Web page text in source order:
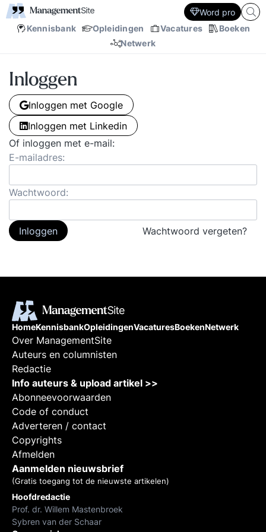
Kennisbank Opleidingen Vacatures
Boeken
Netwerk
Word pro
Inloggen
Inloggen met Google
Inloggen met Linkedin
Of inloggen met e-mail:
E-mailadres:
Wachtwoord:
Inloggen Wachtwoord vergeten?
HomeKennisbankOpleidingenVacaturesBoekenNetwerk
Over ManagementSite
Auteurs en columnisten
Redactie
Info auteurs & upload artikel >>
Abonneevoorwaarden
Code of conduct
Adverteren / contact
Copyrights
Afmelden
Aanmelden nieuwsbrief
(Gratis toegang tot de nieuwste artikelen)
Hoofdredactie
Prof. dr. Willem Mastenbroek
Sybren van der Schaar